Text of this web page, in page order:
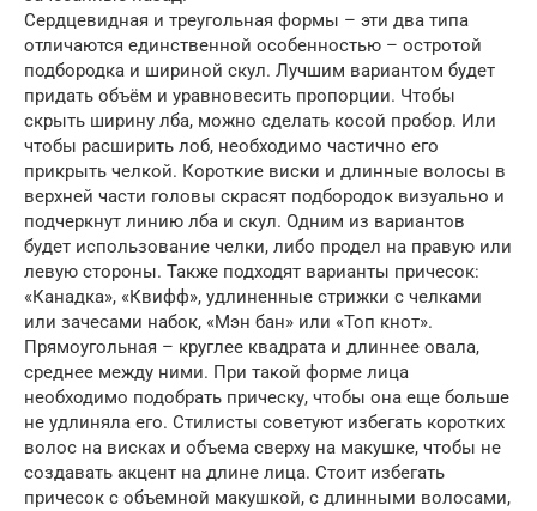
Сердцевидная и треугольная формы – эти два типа
отличаются единственной особенностью – остротой
подбородка и шириной скул. Лучшим вариантом будет
придать объём и уравновесить пропорции. Чтобы
скрыть ширину лба, можно сделать косой пробор. Или
чтобы расширить лоб, необходимо частично его
прикрыть челкой. Короткие виски и длинные волосы в
верхней части головы скрасят подбородок визуально и
подчеркнут линию лба и скул. Одним из вариантов
будет использование челки, либо продел на правую или
левую стороны. Также подходят варианты причесок:
«Канадка», «Квифф», удлиненные стрижки с челками
или зачесами набок, «Мэн бан» или «Топ кнот».
Прямоугольная – круглее квадрата и длиннее овала,
среднее между ними. При такой форме лица
необходимо подобрать прическу, чтобы она еще больше
не удлиняла его. Стилисты советуют избегать коротких
волос на висках и объема сверху на макушке, чтобы не
создавать акцент на длине лица. Стоит избегать
причесок с объемной макушкой, с длинными волосами,